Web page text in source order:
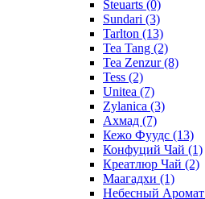
Steuarts (0)
Sundari (3)
Tarlton (13)
Tea Tang (2)
Tea Zenzur(8)
Tess (2)
Unitea (7)
Zylanica (3)
Ахмад (7)
Кежо Фуудс (13)
Конфуций Чай (1)
Креатлюр Чай (2)
Маагадхи (1)
Небесный Аромат